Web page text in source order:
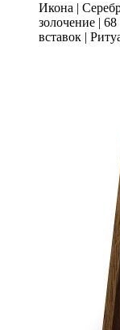
Икона |
золочение |
вставок |